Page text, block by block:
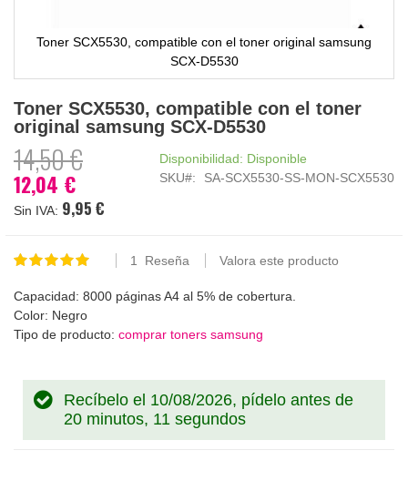
Toner SCX5530, compatible con el toner original samsung
SCX-D5530
al
comienzo
de
la
galería
de
Toner SCX5530, compatible con el toner
original samsung SCX-D5530
14,50 €
Precio
especial
12,04 €
9,95 €
Disponibilidad: Disponible
SKU
SA-SCX5530-SS-MON-SCX5530
Valoración:
1 Reseña Valora este producto
Capacidad: 8000 páginas A4 al 5% de cobertura.
Color: Negro
Tipo de producto: comprar toners samsung
Recíbelo el 10/08/2026, pídelo antes de
20 minutos, 11 segundos